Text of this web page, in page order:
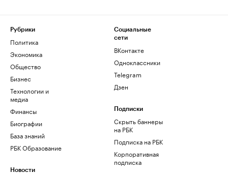
Рубрики
Политика
Экономика
Общество
Бизнес
Технологии и
медиа
Финансы
Биографии
База знаний
РБК Образование
Новости
Социальные
сети
ВКонтакте
Одноклассники
Telegram
Дзен
Подписки
Скрыть баннеры
на РБК
Подписка на РБК
Корпоративная
подписка